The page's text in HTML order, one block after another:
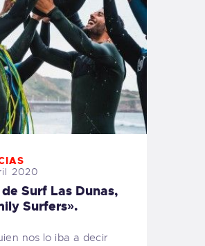
2020
Surf Las Dunas,
Surfers».
nos lo iba a decir